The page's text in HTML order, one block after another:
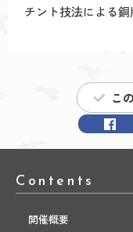
チント技法による銅
こ
Contents
開催概要